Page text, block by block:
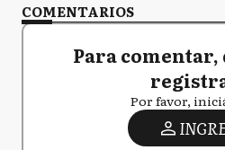
COMENTARIOS
Para comentar,
Por favor,